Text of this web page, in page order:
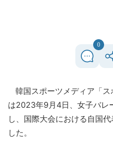
0
韓国スポーツメディア「ス
は2023年9月4日、女子バレ
し、国際大会における自国
した。